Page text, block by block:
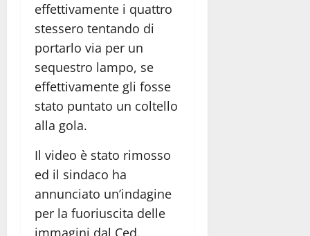
effettivamente i quattro
stessero tentando di
portarlo via per un
sequestro lampo, se
effettivamente gli fosse
stato puntato un coltello
alla gola.
Il video è stato rimosso
ed il sindaco ha
annunciato un’indagine
per la fuoriuscita delle
immagini dal Ced.